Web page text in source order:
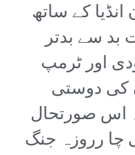
کے ساتھ
بد سے بدتر
اور ٹرمپ
کی دوستی
اس صورتحال
چا رروزہ جنگ